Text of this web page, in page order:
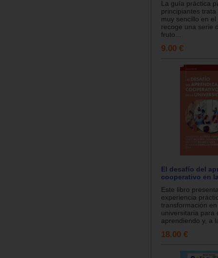
La guía práctica
principiantes
muy sencillo en
recoge una serie
fruto...
9.00 €
El desafío del
cooperativo en
Este libro
experiencia
transformación
universitaria para
aprendiendo y, a
18.00 €